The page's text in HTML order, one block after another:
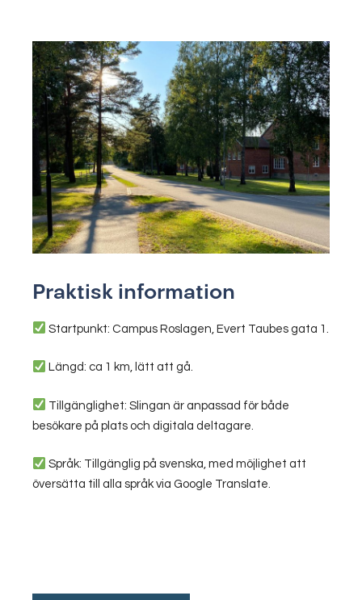
Praktisk information
Startpunkt: Campus Roslagen, Evert Taubes gata 1.
Längd: ca 1 km, lätt att gå.
Tillgänglighet: Slingan är anpassad för både
besökare på plats och digitala deltagare.
Språk: Tillgänglig på svenska, med möjlighet att
översätta till alla språk via Google Translate.